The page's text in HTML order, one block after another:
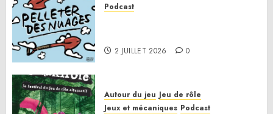
Podcast
2 JUILLET 2026 0
Autour du jeu Jeu de rôle
Jeux et mécaniques Podcast